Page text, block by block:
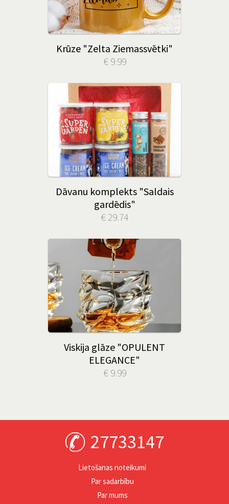
Krūze "Zelta Ziemassvētki"
€ 9.99
Dāvanu komplekts "Saldais
gardēdis"
€ 29.74
Viskija glāze "OPULENT
ELEGANCE"
€ 9.99
27733147
Lietošanas noteikumi
Par sadarbību
Par mums